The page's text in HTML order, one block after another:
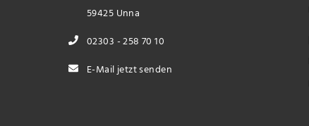
59425 Unna
02303 - 258 70 10
E-Mail jetzt senden